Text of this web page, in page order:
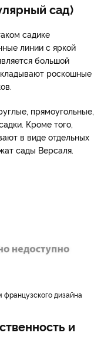
сад)
садике
линии с яркой
большой
роскошные
прямоугольные,
Кроме того,
в виде отдельных
сады Версаля.
дизайна
и